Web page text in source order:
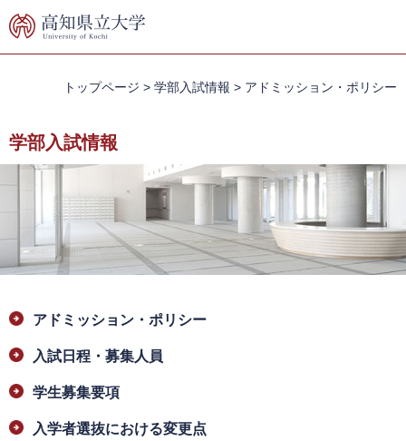
ー
す。
ニ
し
て
トップページ > 学部入試情報 > アドミッション・ポリシー
学部入試情報
文
アドミッション・ポリシー
入試日程・募集人員
学生募集要項
入学者選抜における変更点